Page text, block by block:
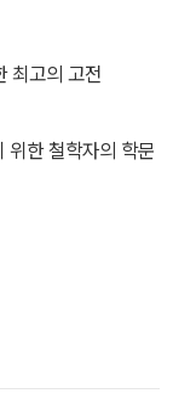
최고의 고전
한 철학자의 학문